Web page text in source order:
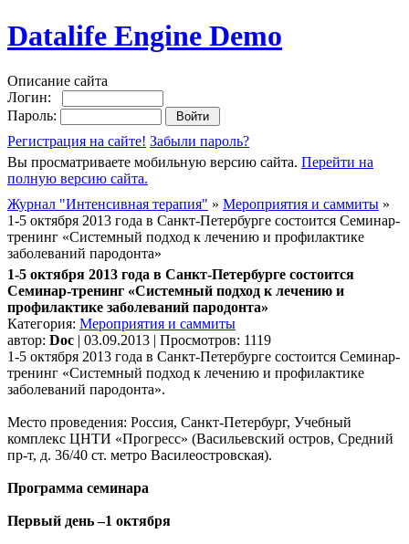
Datalife Engine Demo
Описание сайта
Логин:
Пароль:
Регистрация на сайте! Забыли пароль?
Вы просматриваете мобильную версию сайта. Перейти на
полную версию сайта.
Журнал "Интенсивная терапия" » Мероприятия и саммиты »
1-5 октября 2013 года в Санкт-Петербурге состоится Семинар-
тренинг «Системный подход к лечению и профилактике
заболеваний пародонта»
1-5 октября 2013 года в Санкт-Петербурге состоится
Семинар-тренинг «Системный подход к лечению и
профилактике заболеваний пародонта»
Категория: Мероприятия и саммиты
автор: Doc | 03.09.2013 | Просмотров: 1119
1-5 октября 2013 года в Санкт-Петербурге состоится Семинар-
тренинг «Системный подход к лечению и профилактике
заболеваний пародонта».
Место проведения: Россия, Санкт-Петербург, Учебный
комплекс ЦНТИ «Прогресс» (Васильевский остров, Средний
пр-т, д. 36/40 ст. метро Василеостровская).
Программа семинара
Первый день –1 октября